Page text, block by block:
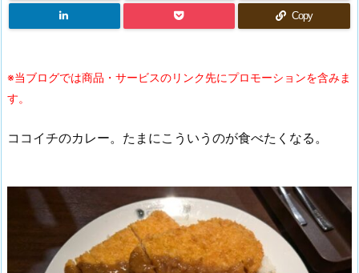
Copy
※当ブログでは商品・サービスのリンク先にプロモーションを含みま
す。
ココイチのカレー。たまにこういうのが食べたくなる。